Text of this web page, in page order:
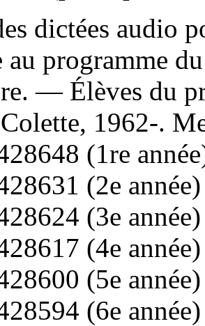
dictées audio
au programme
— Élèves du
1962-.
(1re
(2e
(3e
(4e
(5e
(6e